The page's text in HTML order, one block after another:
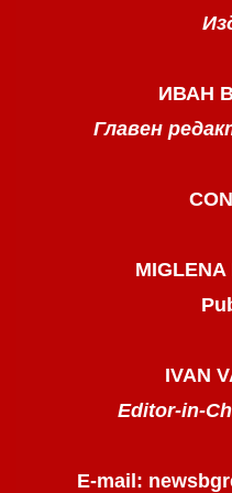
ИВАН
Главен
MIGLENA
IVAN
Editor-in-
E-mail: